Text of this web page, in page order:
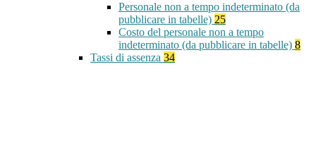
Personale non a tempo indeterminato (da
pubblicare in tabelle) 25
Costo del personale non a tempo
indeterminato (da pubblicare in tabelle) 8
Tassi di assenza 34